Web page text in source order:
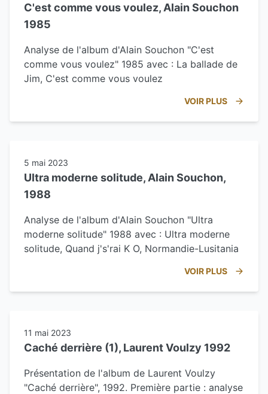
C'est comme vous voulez, Alain Souchon
1985
Analyse de l'album d'Alain Souchon "C'est
comme vous voulez" 1985 avec : La ballade de
Jim, C'est comme vous voulez
VOIR PLUS
5 mai 2023
Ultra moderne solitude, Alain Souchon,
1988
Analyse de l'album d'Alain Souchon "Ultra
moderne solitude" 1988 avec : Ultra moderne
solitude, Quand j's'rai K O, Normandie-Lusitania
VOIR PLUS
11 mai 2023
Caché derrière (1), Laurent Voulzy 1992
Présentation de l'album de Laurent Voulzy
"Caché derrière", 1992. Première partie : analyse